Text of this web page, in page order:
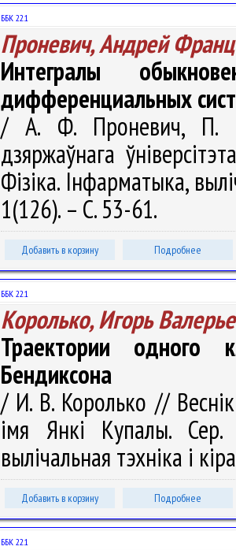
ББК 22.1
Проневич, Андрей
Интегралы
дифференциальных
/ А. Ф. Проневич, П.
дзяржаўнага
Фізіка. Інфарматыка,
1(126). – С. 53-61.
Добавить в корзину Подробнее
ББК 22.1
Королько, Игорь
Траектории одного
Бендиксона
/ И. В. Королько // Веснік
імя Янкі Купалы. Сер.
вылічальная тэхніка і
Добавить в корзину Подробнее
ББК 22.1